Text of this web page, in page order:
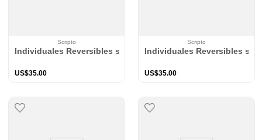
Scripto
Individuales Reversibles set de 6 rectangular 41*27 cm + 6
US$35.00
Scripto
Individuales Reversibles set
US$35.00